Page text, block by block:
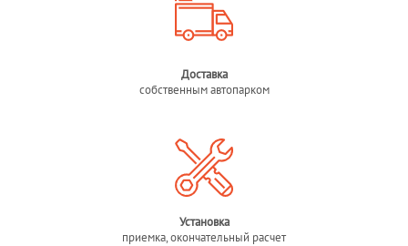
Доставка
собственным автопарком
Установка
приемка, окончательный расчет